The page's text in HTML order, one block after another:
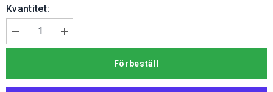
Kvantitet:
Minska
mängden
Monteringssats
Öka
kvantiteten
Monteringssats
Förbeställ